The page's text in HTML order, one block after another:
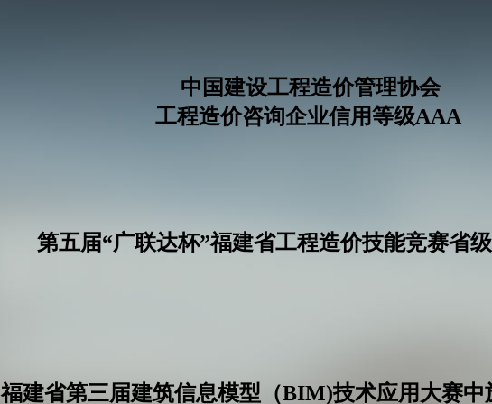
中国建设工程造价管理协会
工程造价咨询企业信用等级AAA
第五届“广联达杯”福建省工程造价技能竞赛省
福建省第三届建筑信息模型（BIM)技术应用大赛中